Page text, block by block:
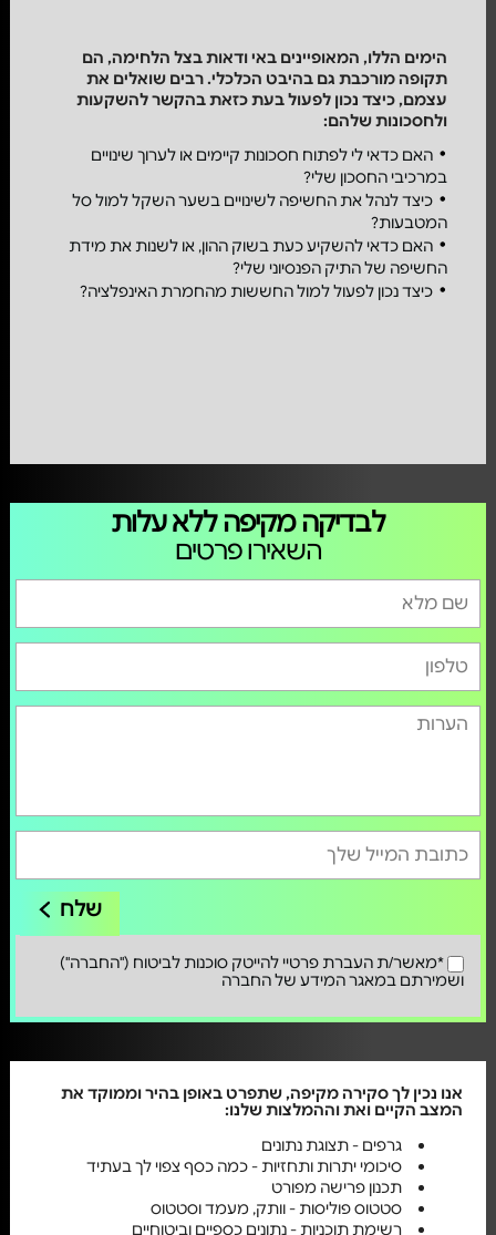
הימים הללו, המאופיינים באי ודאות בצל הלחימה, הם
תקופה מורכבת גם בהיבט הכלכלי. רבים שואלים את
עצמם, כיצד נכון לפעול בעת כזאת בהקשר להשקעות
ולחסכונות שלהם:
האם כדאי לי לפתוח חסכונות קיימים או לערוך שינויים
במרכיבי החסכון שלי?
כיצד לנהל את החשיפה לשינויים בשער השקל למול סל
המטבעות?
האם כדאי להשקיע כעת בשוק ההון, או לשנות את מידת
החשיפה של התיק הפנסיוני שלי?
כיצד נכון לפעול למול החששות מהחמרת האינפלציה?
לבדיקה מקיפה ללא עלות
השאירו פרטים
שלח
*מאשר/ת העברת פרטיי להייטק סוכנות לביטוח ("החברה")
ושמירתם במאגר המידע של החברה
אנו נכין לך סקירה מקיפה, שתפרט באופן בהיר וממוקד את
המצב הקיים ואת וההמלצות שלנו:
גרפים - תצוגת נתונים
סיכומי יתרות ותחזיות - כמה כסף צפוי לך בעתיד
תכנון פרישה מפורט
סטטוס פוליסות - וותק, מעמד וסטטוס
רשימת תוכניות - נתונים כספיים וביטוחיים